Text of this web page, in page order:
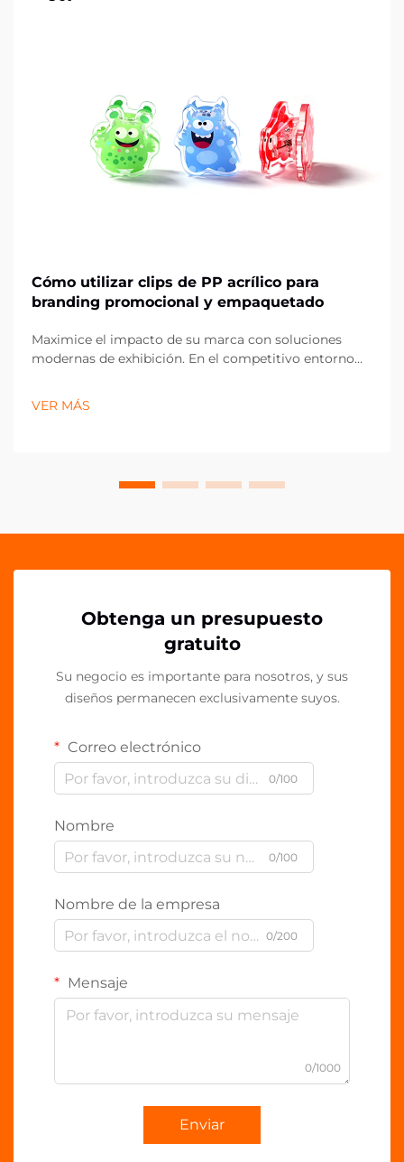
Cómo utilizar clips de PP acrílico para
branding promocional y empaquetado
Maximice el impacto de su marca con soluciones
modernas de exhibición. En el competitivo entorno
pequeños detalles pueden marcar la mayor diferencia
en la presentación de la marca. Los clips acrílicos PP
VER MÁS
Obtenga un presupuesto
gratuito
Su negocio es importante para nosotros, y sus
diseños permanecen exclusivamente suyos.
Correo electrónico
0/100
Nombre
0/100
Nombre de la empresa
0/200
Mensaje
0/1000
Enviar